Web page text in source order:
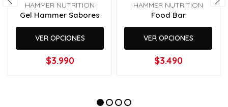
HAMMER NUTRITION
Gel Hammer Sabores
VER OPCIONES
$3.990
HAMMER NUTRITION
Food Bar
VER OPCIONES
$3.490